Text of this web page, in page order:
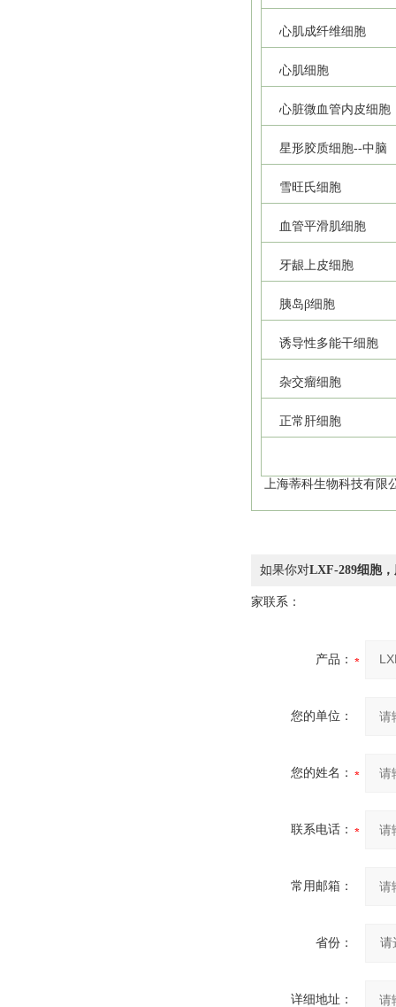
心肌成纤维细胞
心肌细胞
心脏微血管内皮细胞
星形胶质细胞--中脑
雪旺氏细胞
血管平滑肌细胞
牙龈上皮细胞
胰岛β细胞
诱导性多能干细胞
杂交瘤细胞
正常肝细胞
上海蒂科生物科技有限
如果你对LXF-289细胞
家联系：
产品：
您的单位：
您的姓名：
联系电话：
常用邮箱：
省份：
详细地址：